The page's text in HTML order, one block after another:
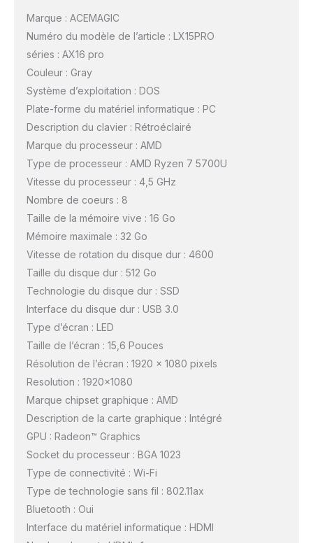
Marque : ACEMAGIC
Numéro du modèle de l’article : LX15PRO
séries : AX16 pro
Couleur : Gray
Système d’exploitation : DOS
Plate-forme du matériel informatique : PC
Description du clavier : Rétroéclairé
Marque du processeur : AMD
Type de processeur : AMD Ryzen 7 5700U
Vitesse du processeur : 4,5 GHz
Nombre de coeurs : 8
Taille de la mémoire vive : 16 Go
Mémoire maximale : 32 Go
Vitesse de rotation du disque dur : 4600
Taille du disque dur : 512 Go
Technologie du disque dur : SSD
Interface du disque dur : USB 3.0
Type d’écran : LED
Taille de l’écran : 15,6 Pouces
Résolution de l’écran : 1920 x 1080 pixels
Resolution : 1920×1080
Marque chipset graphique : AMD
Description de la carte graphique : Intégré
GPU : Radeon™ Graphics
Socket du processeur : BGA 1023
Type de connectivité : Wi-Fi
Type de technologie sans fil : 802.11ax
Bluetooth : Oui
Interface du matériel informatique : HDMI